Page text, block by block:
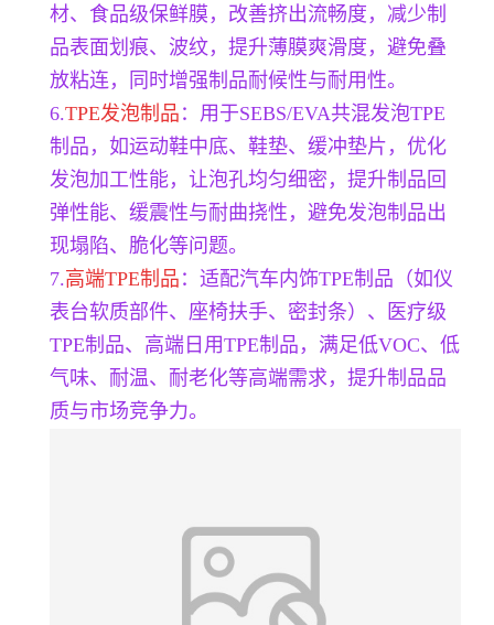
材、食品级保鲜膜，改善挤出流畅度，减少制
品表面划痕、波纹，提升薄膜爽滑度，避免叠
放粘连，同时增强制品耐候性与耐用性。
6.TPE发泡制品 ：用于SEBS/EVA共混发泡TPE
制品，如运动鞋中底、鞋垫、缓冲垫片，优化
发泡加工性能，让泡孔均匀细密，提升制品回
弹性能、缓震性与耐曲挠性，避免发泡制品出
现塌陷、脆化等问题。
7.高端TPE制品 ：适配汽车内饰TPE制品（如仪
表台软质部件、座椅扶手、密封条）、医疗级
TPE制品、高端日用TPE制品，满足低VOC、低
气味、耐温、耐老化等高端需求，提升制品品
质与市场竞争力。